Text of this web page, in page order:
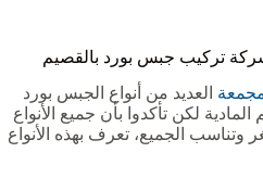
تركيب جبس بورد بالقصيم
العديد من أنواع الجبس بورد
لكن تأكدوا بأن جميع الأنواع
وتناسب الجميع، تعرف بهذه الأنواع